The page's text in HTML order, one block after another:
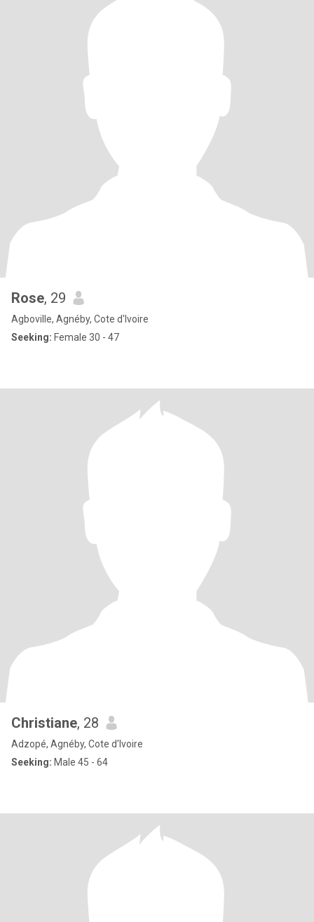
Rose, 29
Agboville, Agnéby, Cote d'Ivoire
Seeking: Female 30 - 47
Christiane, 28
Adzopé, Agnéby, Cote d'Ivoire
Seeking: Male 45 - 64